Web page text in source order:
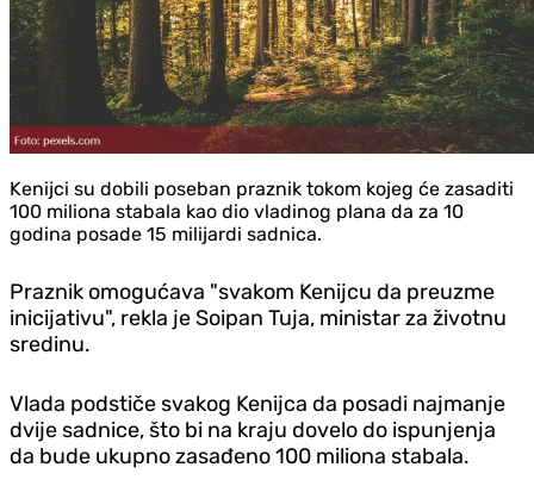
Kenijci su dobili poseban praznik tokom kojeg će zasaditi
100 miliona stabala kao dio vladinog plana da za 10
godina posade 15 milijardi sadnica.
Praznik omogućava "svakom Kenijcu da preuzme
inicijativu", rekla je Soipan Tuja, ministar za životnu
sredinu.
Vlada podstiče svakog Kenijca da posadi najmanje
dvije sadnice, što bi na kraju dovelo do ispunjenja
da bude ukupno zasađeno 100 miliona stabala.